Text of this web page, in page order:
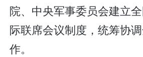
院、中央军事委员会建立
际联席会议制度，统筹协
作。